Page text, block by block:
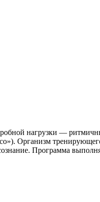
нагрузки —
Организм
Программа